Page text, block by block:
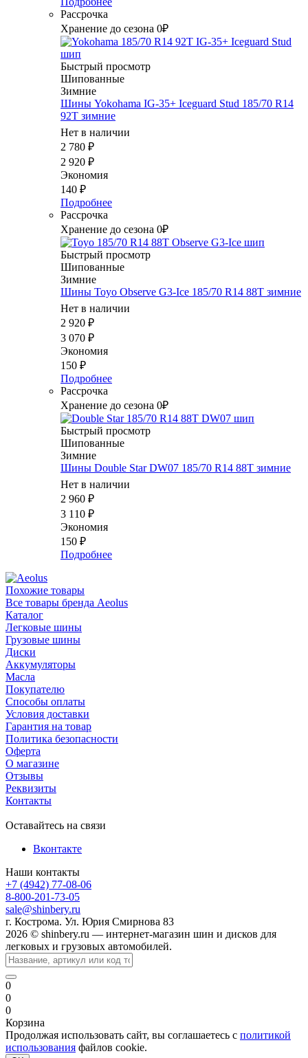
Рассрочка
Хранение до сезона 0₽
Быстрый просмотр
Шипованные
Зимние
Шины Yokohama IG-35+ Iceguard Stud 185/70 R14
92T зимние
Нет в наличии
2 780 ₽
2 920 ₽
Экономия
140 ₽
Подробнее
Рассрочка
Хранение до сезона 0₽
Быстрый просмотр
Шипованные
Зимние
Шины Toyo Observe G3-Ice 185/70 R14 88T зимние
Нет в наличии
2 920 ₽
3 070 ₽
Экономия
150 ₽
Подробнее
Рассрочка
Хранение до сезона 0₽
Быстрый просмотр
Шипованные
Зимние
Шины Double Star DW07 185/70 R14 88T зимние
Нет в наличии
2 960 ₽
3 110 ₽
Экономия
150 ₽
Подробнее
Похожие товары
Все товары бренда Aeolus
Каталог
Легковые шины
Грузовые шины
Диски
Аккумуляторы
Масла
Покупателю
Способы оплаты
Условия доставки
Гарантия на товар
Политика безопасности
Оферта
О магазине
Отзывы
Реквизиты
Контакты
Оставайтесь на связи
Вконтакте
Наши контакты
+7 (4942) 77-08-06
8-800-201-73-05
sale@shinbery.ru
г. Кострома. Ул. Юрия Смирнова 83
2026 © shinbery.ru — интернет-магазин шин и дисков для
легковых и грузовых автомобилей.
0
0
0
Корзина
Продолжая использовать сайт, вы соглашаетесь с политикой
использования файлов cookie.